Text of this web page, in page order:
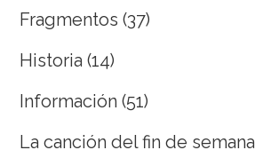
Fragmentos (37)
Historia (14)
Información (51)
La canción del fin de semana